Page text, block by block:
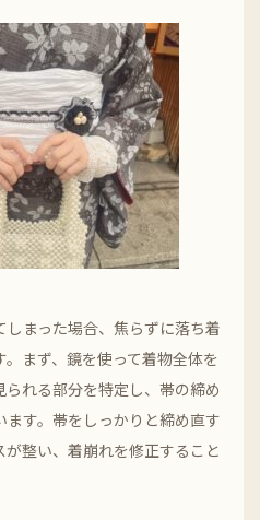
しまった場合、焦らずに落ち着
まず、鏡を使って着物全体を
れる部分を特定し、帯の締め
す。帯をしっかりと締め直す
整い、着崩れを修正すること